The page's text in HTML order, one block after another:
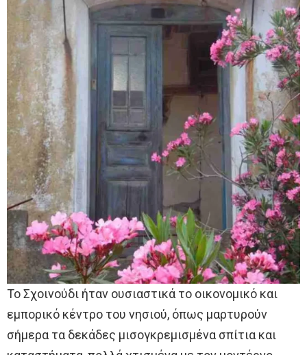
Το Σχοινούδι ήταν ουσιαστικά το οικονομικό και
εμπορικό κέντρο του νησιού, όπως μαρτυρούν
σήμερα τα δεκάδες μισογκρεμισμένα σπίτια και